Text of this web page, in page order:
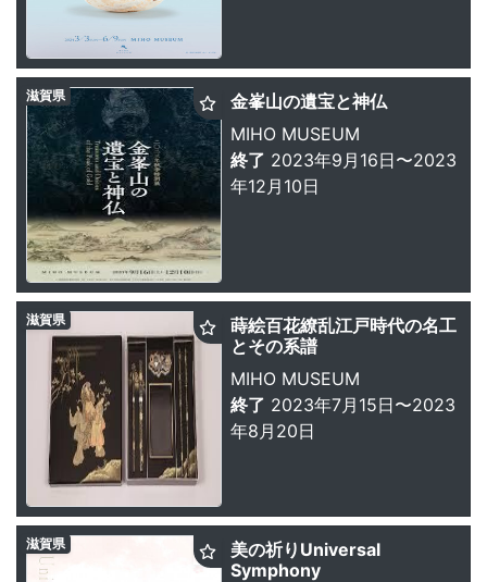
金峯山の遺宝と神仏
MIHO MUSEUM
終了 2023年9月16日〜2023
年12月10日
滋賀県
蒔絵百花繚乱江戸時代の名工
とその系譜
MIHO MUSEUM
終了 2023年7月15日〜2023
年8月20日
滋賀県
美の祈りUniversal
Symphony
滋賀県